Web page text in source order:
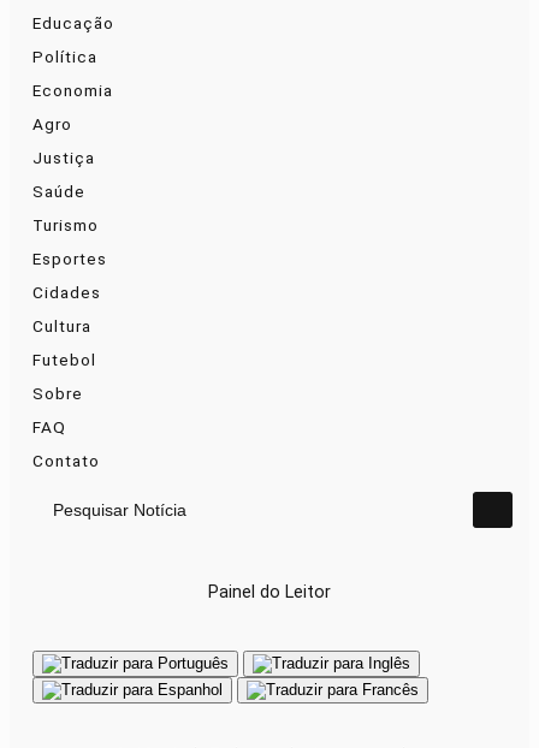
Educação
Política
Economia
Agro
Justiça
Saúde
Turismo
Esportes
Cidades
Cultura
Futebol
Sobre
FAQ
Contato
Pesquisar Notícia
Painel do Leitor